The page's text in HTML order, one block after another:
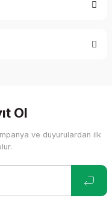
Ol
ve duyurulardan ilk